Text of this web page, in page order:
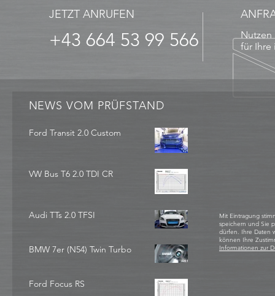
JETZT ANRUFEN
+43 664 53 99 566
Nutzen
für
NEWS VOM PRÜFSTAND
Ford Transit 2.0 Custom
VW Bus T6 2.0 TDI CR
Audi TTs 2.0 TFSI
BMW 7er (N54) Twin Turbo
Ford Focus RS
Mit Eintragung
speichern und Sie
dürfen. Ihre Daten
können Ihre
Informationen zur